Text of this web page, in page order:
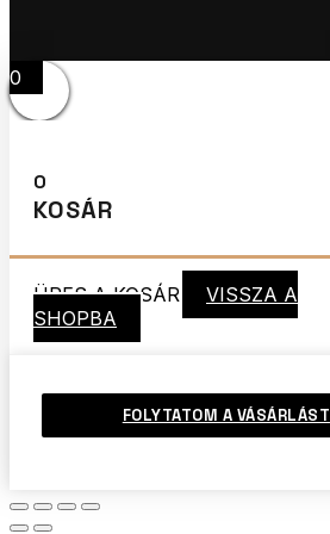
0
0
KOSÁR
ÜRES A KOSÁR
VISSZA A
SHOPBA
FOLYTATOM A VÁSÁRLÁST